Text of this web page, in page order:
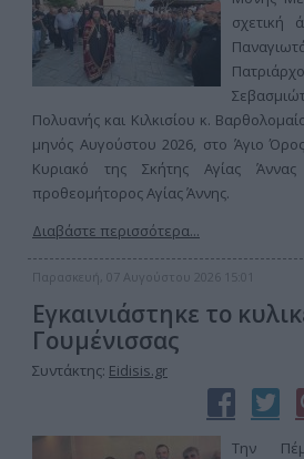
σχετική
Πολυανής και Κιλκισίου κ.
μηνός Αυγούστου 2026, στο Άγιο
Κυριακό της Σκήτης Αγίας
προθεομήτορος Αγίας Άννης.
Διαβάστε περισσότερα...
Παρασκευή, 07 Αυγούστου 2026 15:01
Εγκαινιάστηκε το
Γουμένισσας
Συντάκτης: Eidisis.gr
Την